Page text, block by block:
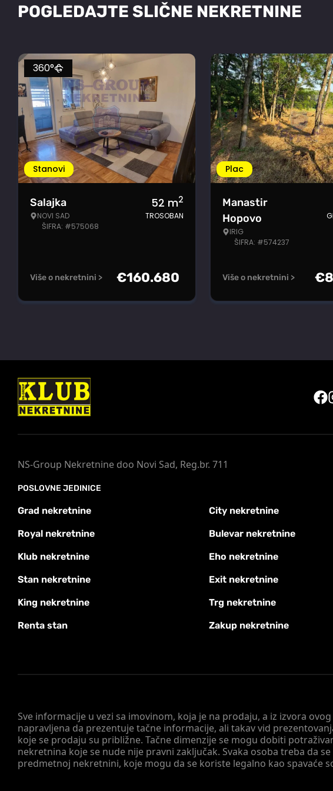
POGLEDAJTE SLIČNE NEKRETNINE
Stanovi
360°
Salajka
NOVI SAD
ŠIFRA: #575068
52 m2
TROSOBAN
Više o nekretnini > €160.680
Plac
Manastir
Hopovo
IRIG
ŠIFRA: #574237
Više o nekretnini > €
Sve informacije u vezi sa imovinom, koja je na prodaju, a iz izvora
napravljena da prezentuje tačne informacije, ali takav vid
koje se prodaju su približne. Tačne dimenzije se mogu dobiti
nekretnina koje se nude nije pravni zaključak. Svaka osoba treba da
predmetnoj nekretnini, koje mogu da se koriste legalno kao spavaće
NS-Group Nekretnine doo Novi Sad, Reg.br. 711
POSLOVNE JEDINICE
Grad nekretnine City nekretnine
Royal nekretnine Bulevar nekretnine
Klub nekretnine Eho nekretnine
Stan nekretnine Exit nekretnine
King nekretnine Trg nekretnine
Renta stan Zakup nekretnine